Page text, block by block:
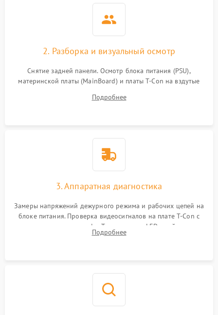
2. Разборка и визуальный осмотр
Снятие задней панели. Осмотр блока питания (PSU),
материнской платы (MainBoard) и платы T-Con на вздутые
Проверка надежности фиксации и целостности шлейфов.
Подробнее
3. Аппаратная диагностика
Замеры напряжений дежурного режима и рабочих цепей на
блоке питания. Проверка видеосигналов на плате T-Con с
помощью осциллографа. Тестирование LED-драйвера и
светодиодных планок подсветки мультиметром.
Подробнее